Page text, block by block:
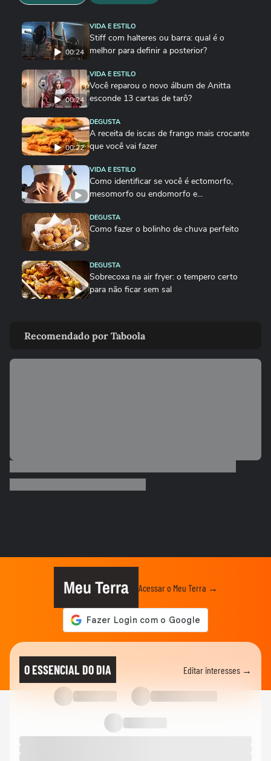
00:24
VIDA E ESTILO
Stiff com halteres ou barra: qual é o
melhor para definir a posterior?
00:24
VIDA E ESTILO
Você reparou o novo álbum de Anitta
esconde 13 cartas de tarô?
00:22
DEGUSTA
A receita de iscas de frango mais crocante
que você vai fazer
VIDA E ESTILO
Como identificar se você é ectomorfo,
mesomorfo ou endomorfo e...
DEGUSTA
Como fazer o bolinho de chuva perfeito
DEGUSTA
Sobrecoxa na air fryer: o tempero certo
para não ficar sem sal
00:26
DEGUSTA
Menina russa se surpreende ao ganhar
doces e bolo em aniversário em SP
Família compartilha vídeo do bebê Noah
após alta da UTI:...
VIDA E ESTILO
5 exercícios de Pilates na parede para
fazer em casa
Recomendado por Taboola
Meu Terra Acessar o Meu Terra →
O ESSENCIAL DO DIA Editar interesses →